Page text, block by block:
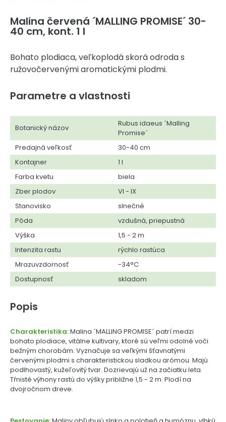
Malina červená ´MALLING PROMISE´ 30-
40 cm, kont. 1 l
Bohato plodiaca, veľkoplodá skorá odroda s
ružovočervenými aromatickými plodmi.
Parametre a vlastnosti
Botanický názov
Rubus idaeus ´Malling
Promise´
Predajná veľkosť
30-40 cm
Kontajner
1 l
Farba kvetu
biela
Zber plodov
VI - IX
Stanovisko
slnečné
Pôda
vzdušná, priepustná
Výška
1,5 - 2 m
Intenzita rastu
rýchlo rastúca
Mrazuvzdornosť
-34°C
Dostupnosť
skladom
Popis
Charakteristika:Malina ´MALLING PROMISE´ patrí medzi
bohato plodiace, vitálne kultivary, ktoré sú veľmi odolné voči
bežným chorobám. Vyznačuje sa veľkými šťavnatými
červenými plodmi s charakteristickou sladkou arómou. Majú
podlhovastý, kužeľovitý tvar. Dozrievajú už na začiatku leta.
Tŕnisté výhony rastú do výšky približne 1,5 - 2 m. Plodí na
dvojročnom dreve.